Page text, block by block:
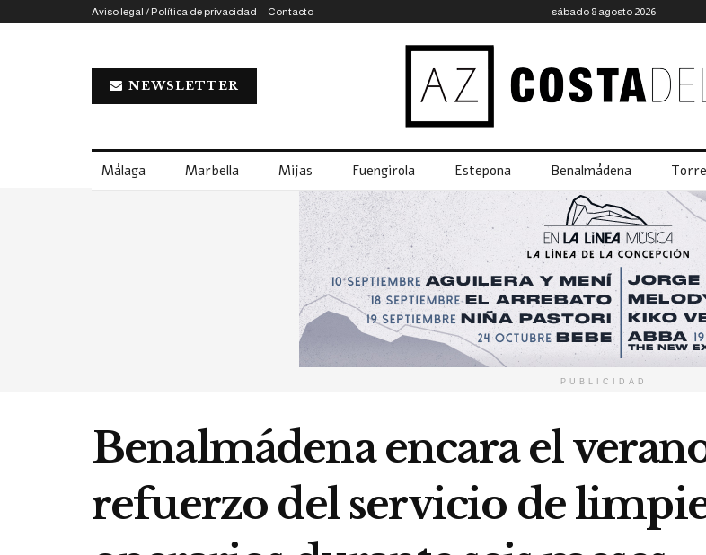
Aviso legal / Política de privacidad Contacto sábado 8 agosto 2026
NEWSLETTER
Málaga Marbella Mijas Fuengirola Estepona Benalmádena
PUBLICIDAD
Benalmádena encara el
refuerzo del servicio de